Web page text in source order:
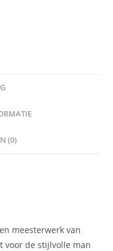
(0)
meesterwerk van
voor de stijlvolle man